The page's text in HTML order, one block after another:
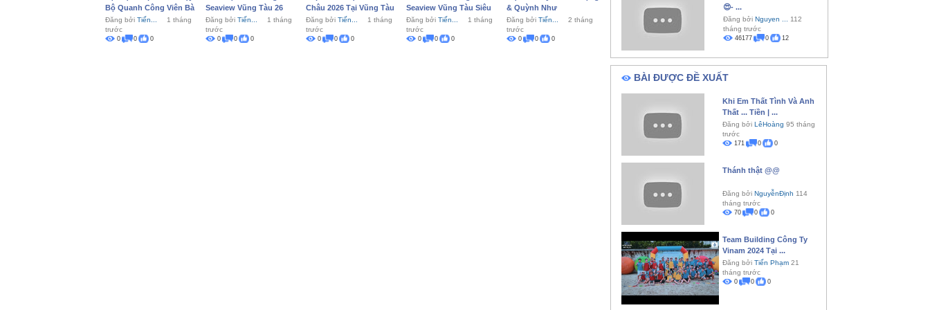
Bộ Quanh Công Viên Bà
Rịa
Đăng bởi Tiến...
1 tháng
trước
0 0 0
Seaview Vũng Tàu 26
Đăng bởi Tiến...
1 tháng
trước
0 0 0
Châu 2026 Tại Vũng Tàu
Đăng bởi Tiến...
1 tháng
trước
0 0 0
Seaview Vũng Tàu Siêu
Ngon 2026
Đăng bởi Tiến...
1 tháng
trước
0 0 0
& Quỳnh Như
Đăng bởi Tiến...
2 tháng
trước
0 0 0
😍- ...
Đăng bởi Nguyen ...
112
tháng trước
46177 0 12
BÀI ĐƯỢC ĐỀ XUẤT
Khi Em Thất Tình Và Anh
Thất ... Tiền | ...
Đăng bởi LêHoàng 95 tháng
trước
171 0 0
Thánh thật @@
Đăng bởi NguyễnĐịnh 114
tháng trước
70 0 0
Team Building Công Ty
Vinam 2024 Tại ...
Đăng bởi Tiến Phạm21
tháng trước
0 0 0